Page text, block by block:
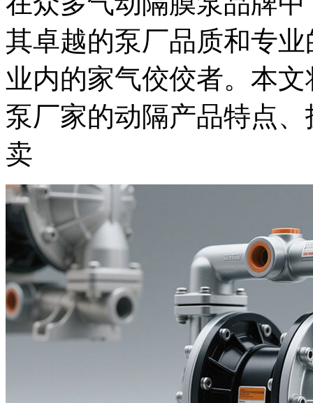
其卓越的泵厂品质和专
业内的家气佼佼者。本
泵厂家的动隔产品特点
卖